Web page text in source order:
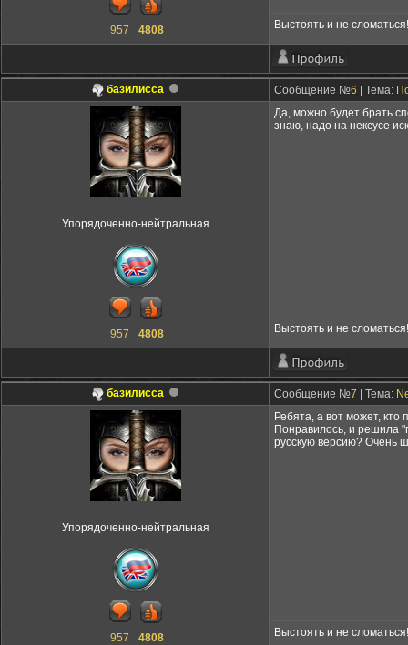
957 4808 Выстоять и не сломаться!
базилисса Сообщение №6 | Тема:
Упорядоченно-нейтральная
957 4808
Да, можно будет брать
знаю, надо на нексусе
Выстоять и не сломаться!
базилисса Сообщение №7 | Тема:
Упорядоченно-нейтральная
957 4808
Ребята, а вот может,
Понравилось, и решила
русскую версию? Очень
Выстоять и не сломаться!